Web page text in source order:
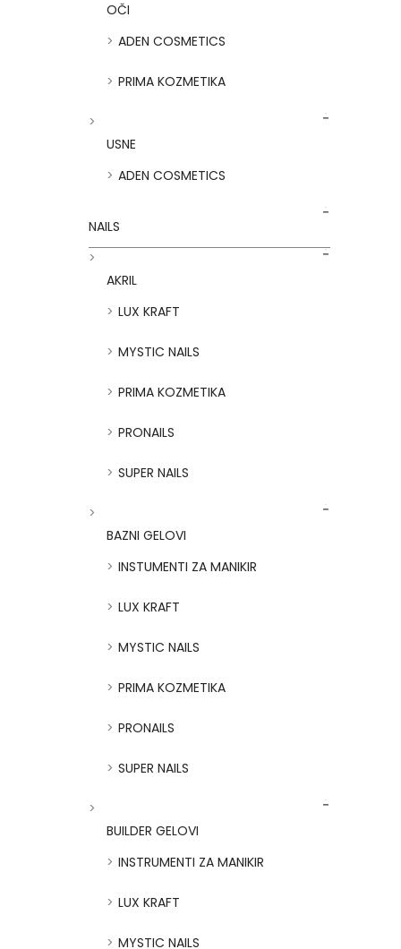
OČI
ADEN COSMETICS
PRIMA KOZMETIKA
USNE
ADEN COSMETICS
NAILS
AKRIL
LUX KRAFT
MYSTIC NAILS
PRIMA KOZMETIKA
PRONAILS
SUPER NAILS
BAZNI GELOVI
INSTUMENTI ZA MANIKIR
LUX KRAFT
MYSTIC NAILS
PRIMA KOZMETIKA
PRONAILS
SUPER NAILS
BUILDER GELOVI
INSTRUMENTI ZA MANIKIR
LUX KRAFT
MYSTIC NAILS